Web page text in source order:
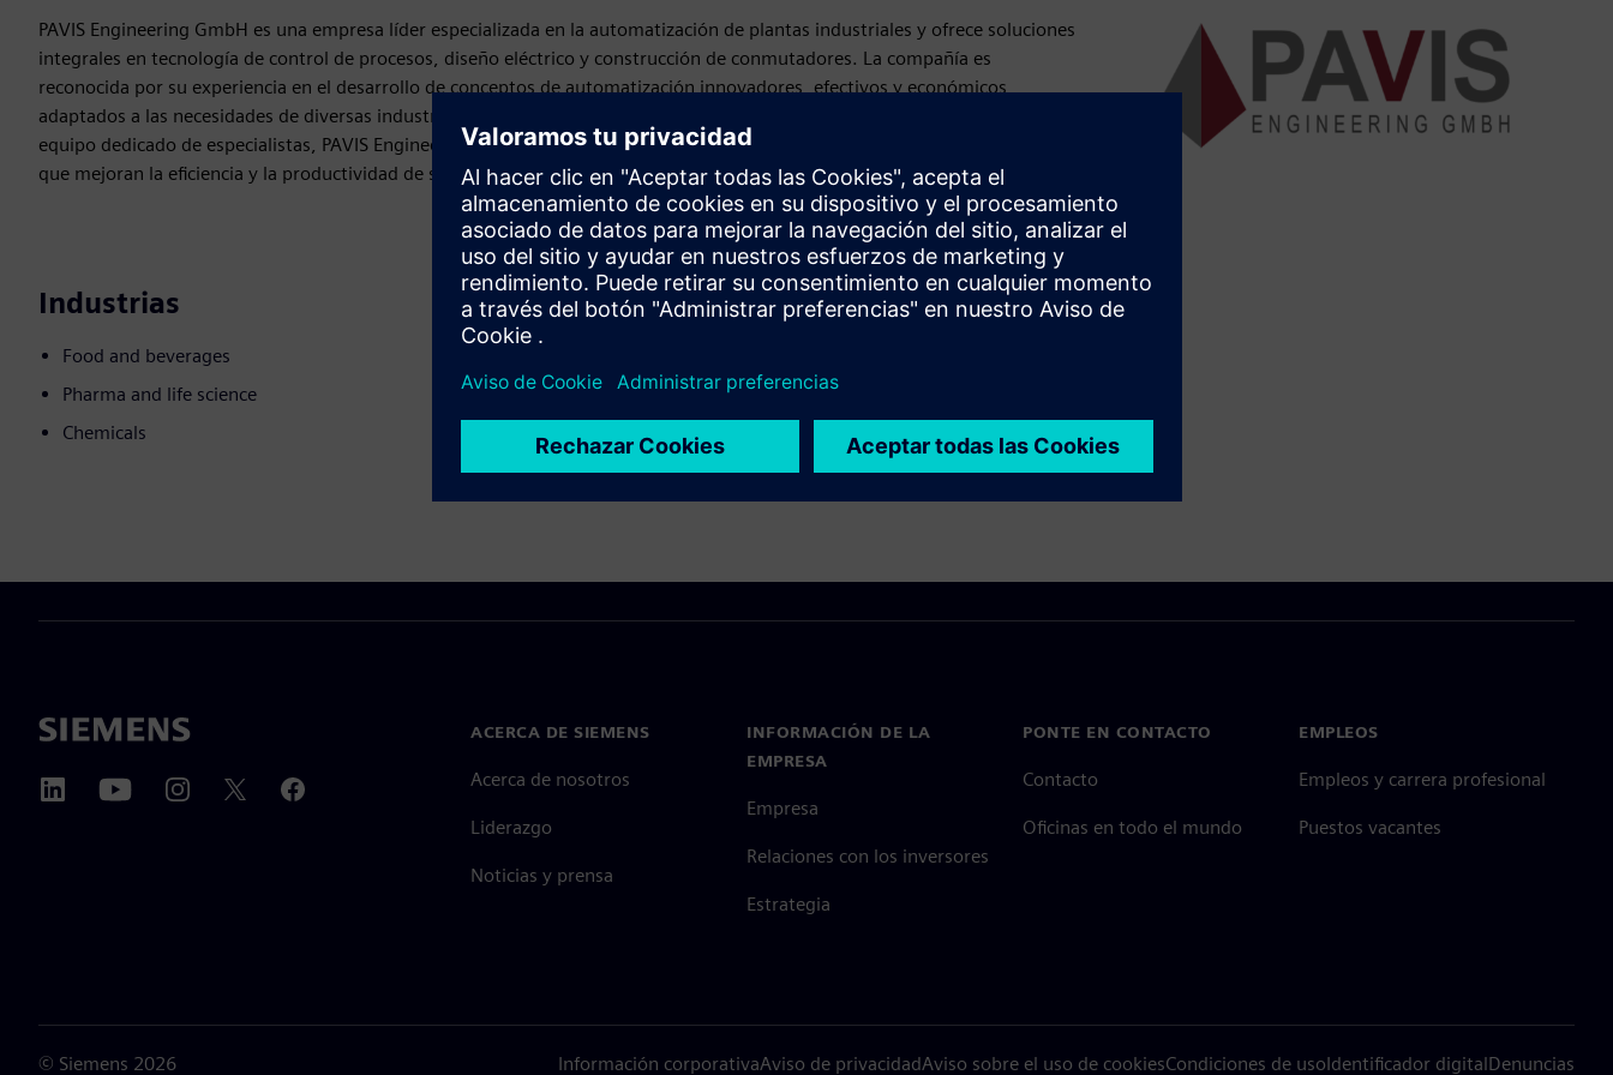
PAVIS Engineering GmbH es una empresa líder especializada en la automatización de plantas industriales y ofrece soluciones
integrales en tecnología de control de procesos, diseño eléctrico y construcción de conmutadores. La compañía es
reconocida por su experiencia en el desarrollo de conceptos de automatización innovadores, efectivos y económicos
adaptados a las necesidades de diversas industrias, incluyendo cervecerías, alimentos y productos farmacéuticos. Con un
equipo dedicado de especialistas, PAVIS Engineering garantiza soluciones de automatización personalizadas y de alta calidad
que mejoran la eficiencia y la productividad de sus clientes.
Industrias
Food and beverages
Pharma and life science
Chemicals
Movimiento
Proporciona un servicio para un producto o solución
integrarlo, operarlo o mantenerlo
ACERCA DE SIEMENS
Acerca de nosotros
Liderazgo
Noticias y prensa
INFORMACIÓN DE LA
EMPRESA
Empresa
Relaciones con los inversores
Estrategia
PONTE EN CONTACTO
Contacto
Oficinas en todo el mundo
EMPLEOS
Empleos y carrera profesional
Puestos vacantes
© Siemens 2026 Información corporativaAviso de privacidadAviso sobre el uso de cookiesCondiciones de usoIdentificador digitalDenuncias